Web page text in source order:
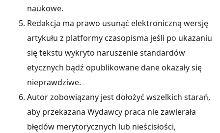
naukowe.
Redakcja ma prawo usunąć elektroniczną wersję
artykułu z platformy czasopisma jeśli po ukazaniu
się tekstu wykryto naruszenie standardów
etycznych bądź opublikowane dane okazały się
nieprawdziwe.
Autor zobowiązany jest dołożyć wszelkich starań,
aby przekazana Wydawcy praca nie zawierała
błędów merytorycznych lub nieścisłości,